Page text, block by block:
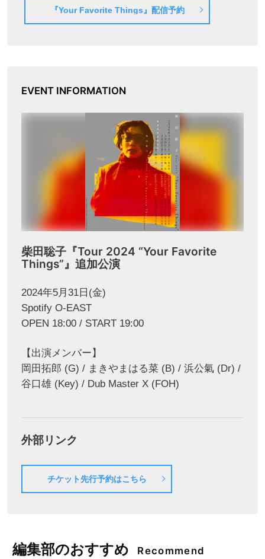
『Your Favorite Things』配信予約
EVENT INFORMATION
柴田聡子『Tour 2024 “Your Favorite
Things”』追加公演
2024年5月31日(金)
Spotify O-EAST
OPEN 18:00 / START 19:00
【出演メンバー】
岡田拓郎 (G) / まきやまはる菜 (B) / 浜公氣 (Dr) /
谷口雄 (Key) / Dub Master X (FOH)
外部リンク
チケット先行予約はこちら
編集部のおすすめ Recommend